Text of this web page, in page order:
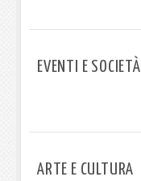
EVENTI E SOCIETÀ
ARTE E CULTURA